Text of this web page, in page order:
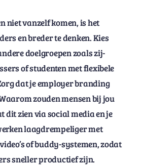
niet vanzelf komen, is het
en breder te denken. Kies
doelgroepen zoals zij-
of studenten met flexibele
dat je employer branding
zouden mensen bij jou
dit zien via social media en je
laagdrempeliger met
of buddy-systemen, zodat
sneller productief zijn.